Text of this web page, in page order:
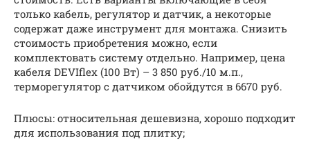
только кабель, регулятор и датчик, а некоторые
содержат даже инструмент для монтажа. Снизить
стоимость приобретения можно, если
комплектовать систему отдельно. Например, цена
кабеля DEVIflex (100 Вт) – 3 850 руб./10 м.п.,
терморегулятор с датчиком обойдутся в 6670 руб.
Плюсы: относительная дешевизна, хорошо подходит
для использования под плитку;